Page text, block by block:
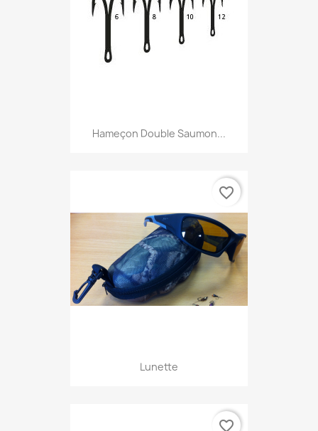
Hameçon Double Saumon...
Lunette
favorite_border
favorite_border